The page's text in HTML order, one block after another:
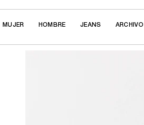
MUJER HOMBRE JEANS ARCHIVO